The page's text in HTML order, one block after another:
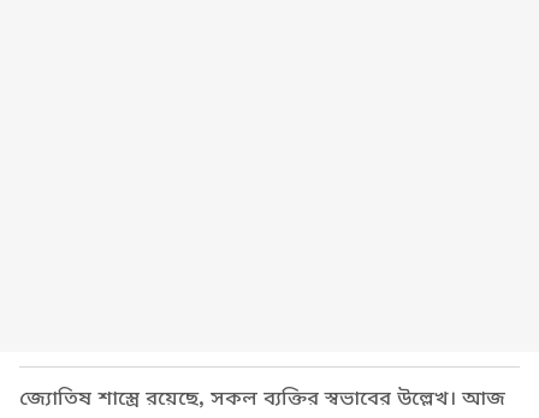
জ্যোতিষ শাস্ত্রে রয়েছে, সকল ব্যক্তির স্বভাবের উল্লেখ। আজ